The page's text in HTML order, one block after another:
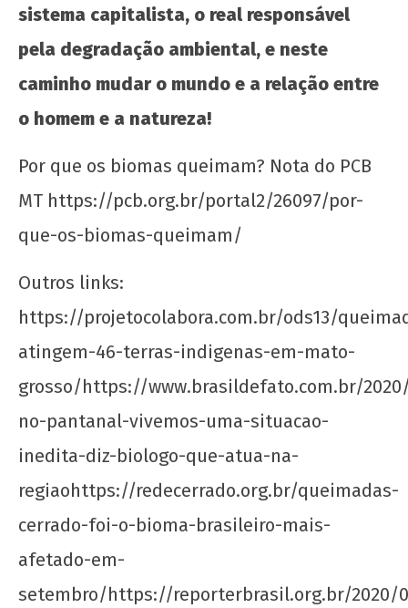
sistema capitalista, o real responsável
pela degradação ambiental, e neste
caminho mudar o mundo e a relação entre
o homem e a natureza!
Por que os biomas queimam? Nota do PCB
MT https://pcb.org.br/portal2/26097/por-
que-os-biomas-queimam/
Outros links:
https://projetocolabora.com.br/ods13/
atingem-46-terras-indigenas-em-mato-
grosso/https://www.brasildefato.com.br/
no-pantanal-vivemos-uma-situacao-
inedita-diz-biologo-que-atua-na-
regiaohttps://redecerrado.org.br/queimadas-
cerrado-foi-o-bioma-brasileiro-mais-
afetado-em-
setembro/https://reporterbrasil.org.br/2020/